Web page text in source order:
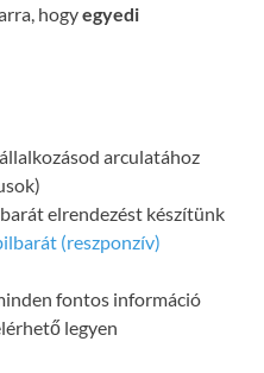
hogyegyedi
arculatához
elrendezést készítünk
(reszponzív)
fontos információ
legyen